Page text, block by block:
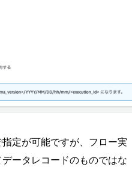
定が可能ですが、フロー実
ータレコードのものではな